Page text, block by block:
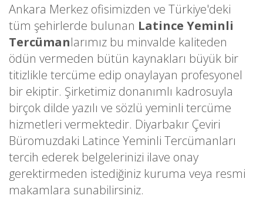
Ankara Merkez ofisimizden ve Türkiye'deki
tüm şehirlerde bulunan Latince Yeminli
Tercümanlarımız bu minvalde kaliteden
ödün vermeden bütün kaynakları büyük bir
titizlikle tercüme edip onaylayan profesyonel
bir ekiptir. Şirketimiz donanımlı kadrosuyla
birçok dilde yazılı ve sözlü yeminli tercüme
hizmetleri vermektedir. Diyarbakır Çeviri
Büromuzdaki Latince Yeminli Tercümanları
tercih ederek belgelerinizi ilave onay
gerektirmeden istediğiniz kuruma veya resmi
makamlara sunabilirsiniz.